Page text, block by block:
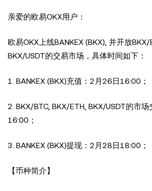
亲爱的欧易OKX用户：
欧易OKX上线BANKEX (BKX), 并开放BKX/
BKX/USDT的交易市场，具体时间如下：
1. BANKEX (BKX)充值：2月26日16:00；
2. BKX/BTC, BKX/ETH, BKX/USDT的市
16:00；
3. BANKEX (BKX)提现：2月28日18:00；
【币种简介】